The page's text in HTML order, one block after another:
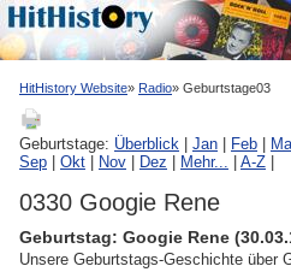
HitHistory Website Radio Geburtstage03
Geburtstage: Überblick Jan Feb
Sep
Okt Nov Dez Mehr... A-Z
0330 Googie Rene
Geburtstag: Googie Rene
Unsere Geburtstags-Geschichte über